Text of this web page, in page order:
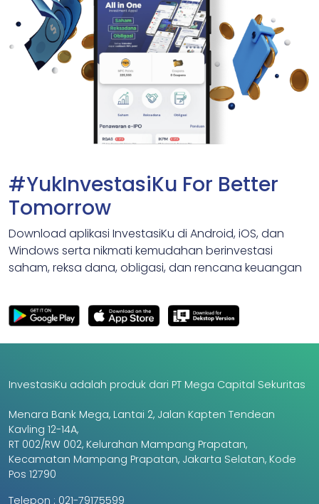
#YukInvestasiKu For Better
Tomorrow
Download aplikasi InvestasiKu di Android, iOS, dan
Windows serta nikmati kemudahan berinvestasi
saham, reksa dana, obligasi, dan rencana keuangan
InvestasiKu adalah produk dari PT Mega Capital Sekuritas
Menara Bank Mega, Lantai 2, Jalan Kapten Tendean
Kavling 12-14A,
RT 002/RW 002, Kelurahan Mampang Prapatan,
Kecamatan Mampang Prapatan, Jakarta Selatan, Kode
Pos 12790
Telepon : 021-79175599